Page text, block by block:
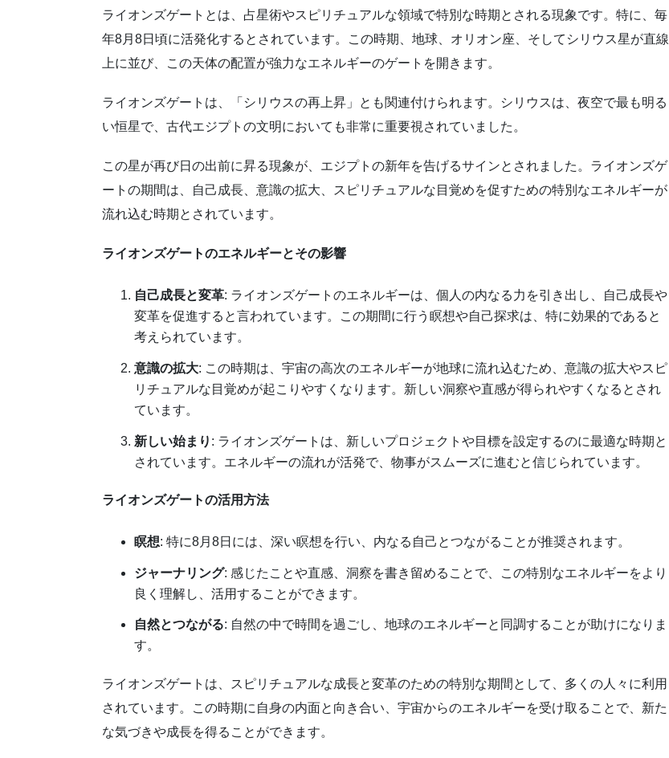
ライオンズゲートとは、占星術やスピリチュアルな領域で特別な時期とされる現象です。特に、毎
年8月8日頃に活発化するとされています。この時期、地球、オリオン座、そしてシリウス星が直線
上に並び、この天体の配置が強力なエネルギーのゲートを開きます。
ライオンズゲートは、「シリウスの再上昇」とも関連付けられます。シリウスは、夜空で最も明る
い恒星で、古代エジプトの文明においても非常に重要視されていました。
この星が再び日の出前に昇る現象が、エジプトの新年を告げるサインとされました。ライオンズゲ
ートの期間は、自己成長、意識の拡大、スピリチュアルな目覚めを促すための特別なエネルギーが
流れ込む時期とされています。
ライオンズゲートのエネルギーとその影響
自己成長と変革: ライオンズゲートのエネルギーは、個人の内なる力を引き出し、自己成長や
変革を促進すると言われています。この期間に行う瞑想や自己探求は、特に効果的であると
考えられています。
意識の拡大: この時期は、宇宙の高次のエネルギーが地球に流れ込むため、意識の拡大やスピ
リチュアルな目覚めが起こりやすくなります。新しい洞察や直感が得られやすくなるとされ
ています。
新しい始まり : ライオンズゲートは、新しいプロジェクトや目標を設定するのに最適な時期と
されています。エネルギーの流れが活発で、物事がスムーズに進むと信じられています。
ライオンズゲートの活用方法
瞑想: 特に8月8日には、深い瞑想を行い、内なる自己とつながることが推奨されます。
ジャーナリング: 感じたことや直感、洞察を書き留めることで、この特別なエネルギーをより
良く理解し、活用することができます。
自然とつながる: 自然の中で時間を過ごし、地球のエネルギーと同調することが助けになりま
す。
ライオンズゲートは、スピリチュアルな成長と変革のための特別な期間として、多くの人々に利用
されています。この時期に自身の内面と向き合い、宇宙からのエネルギーを受け取ることで、新た
な気づきや成長を得ることができます。